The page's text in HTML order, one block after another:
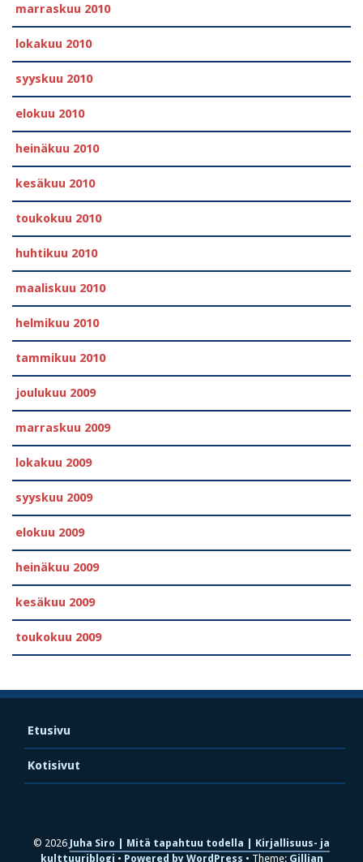
marraskuu 2010
lokakuu 2010
syyskuu 2010
elokuu 2010
heinäkuu 2010
kesäkuu 2010
toukokuu 2010
huhtikuu 2010
maaliskuu 2010
helmikuu 2010
tammikuu 2010
joulukuu 2009
marraskuu 2009
lokakuu 2009
syyskuu 2009
elokuu 2009
heinäkuu 2009
kesäkuu 2009
toukokuu 2009
Etusivu
Kotisivut
© 2026 Juha Siro | Mitä tapahtuu todella | Kirjallisuus- ja
kulttuuriblogi
Powered by WordPress Theme: Gillian